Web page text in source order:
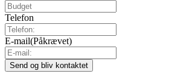
Telefon
E-mail(Påkrævet)